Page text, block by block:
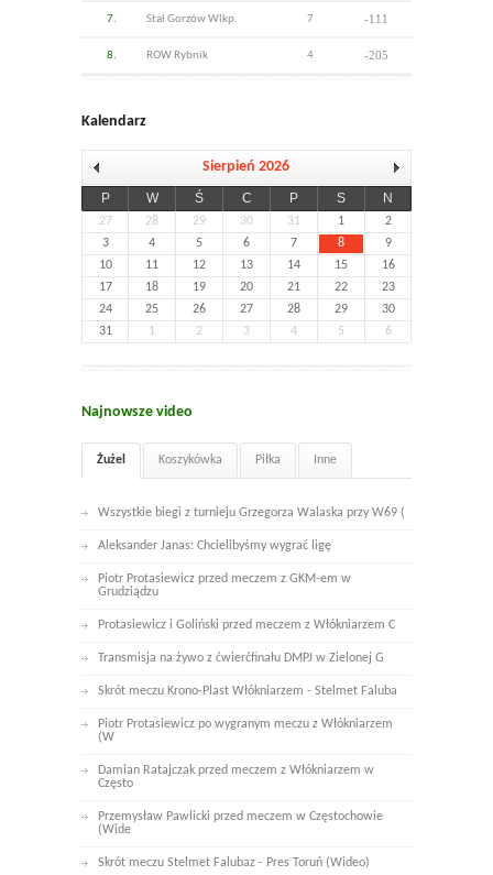
7. Stal Gorzów Wlkp. 7 -111
8. ROW Rybnik 4 -205
Kalendarz
Sierpień 2026
P W Ś C P S N
27 28 29 30 31 1
2
3
4 5 6 7 8
9
10
11 12 13 14 15
16
17
18 19 20 21 22
23
24
25 26 27 28 29
30
31
1 2 3 4 5 6
Najnowsze video
Żużel Koszykówka Piłka Inne
Wszystkie biegi z turnieju Grzegorza Walaska przy W69 (
Aleksander Janas: Chcielibyśmy wygrać ligę
Piotr Protasiewicz przed meczem z GKM-em w
Grudziądzu
Protasiewicz i Goliński przed meczem z Włókniarzem C
Transmisja na żywo z ćwierćfinału DMPJ w Zielonej G
Skrót meczu Krono-Plast Włókniarzem - Stelmet Faluba
Piotr Protasiewicz po wygranym meczu z Włókniarzem
(W
Damian Ratajczak przed meczem z Włókniarzem w
Często
Przemysław Pawlicki przed meczem w Częstochowie
(Wide
Skrót meczu Stelmet Falubaz - Pres Toruń (Wideo)